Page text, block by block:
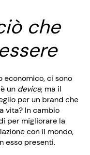
che
economico, ci sono
un device, ma il
per un brand che
vita? In cambio
per migliorare la
con il mondo,
esso presenti.